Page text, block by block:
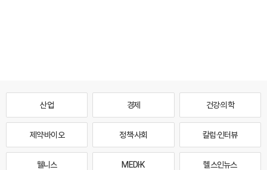
산업 경제 건강·의학
제약·바이오 정책·사회 칼럼·인터뷰
웰니스 MEDI·K 헬스인뉴스